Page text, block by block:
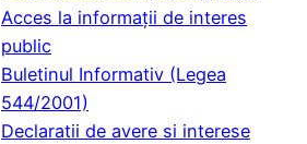
Acces la informaţii de interes
public
Buletinul Informativ (Legea
544/2001)
Declaratii de avere si interese